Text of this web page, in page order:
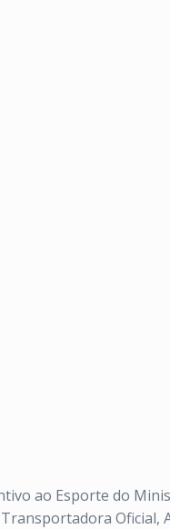
ao Esporte do
Oficial,